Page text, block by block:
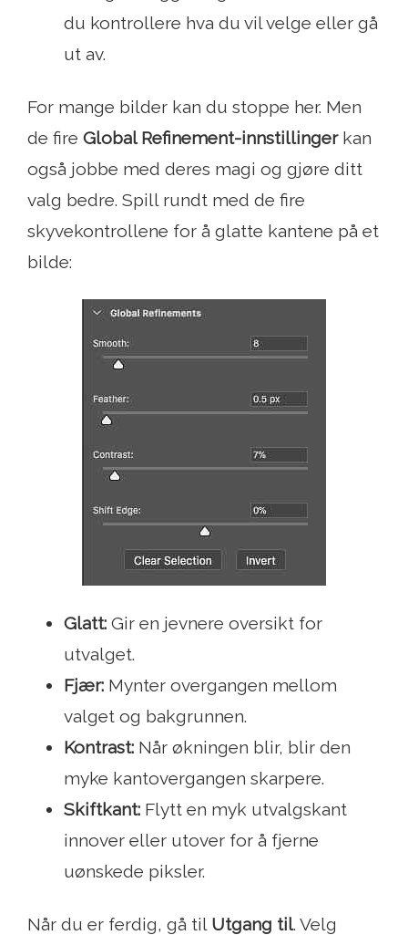
du kontrollere hva du vil velge eller gå
ut av.
For mange bilder kan du stoppe her. Men
de fire Global Refinement-innstillingerkan
også jobbe med deres magi og gjøre ditt
valg bedre. Spill rundt med de fire
skyvekontrollene for å glatte kantene på et
bilde:
Glatt: Gir en jevnere oversikt for
utvalget.
Fjær: Mynter overgangen mellom
valget og bakgrunnen.
Kontrast: Når økningen blir, blir den
myke kantovergangen skarpere.
Skiftkant: Flytt en myk utvalgskant
innover eller utover for å fjerne
uønskede piksler.
Når du er ferdig, gå til Utgang til. Velg